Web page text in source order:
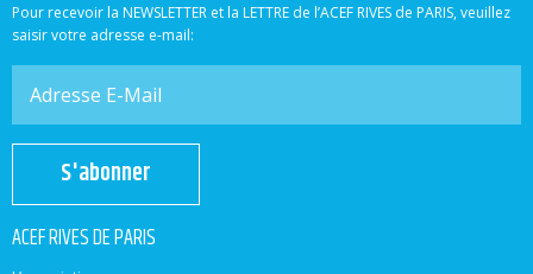
Pour recevoir la NEWSLETTER et la LETTRE de l’ACEF RIVES de PARIS, veuillez
saisir votre adresse e-mail:
S'abonner
ACEF RIVES DE PARIS